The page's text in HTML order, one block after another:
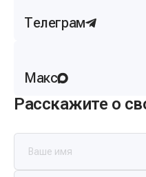
Телеграм
Макс
Расскажите о